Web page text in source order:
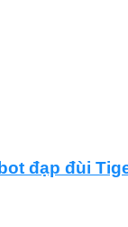
đạp đùi